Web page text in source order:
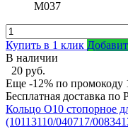
М037
Купить в 1 клик
В наличии
20 руб.
Еще -12% по промокоду
Бесплатная доставка по
Кольцо O10 стопорное
(10113110/040717/